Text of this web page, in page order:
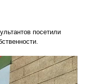
посетили